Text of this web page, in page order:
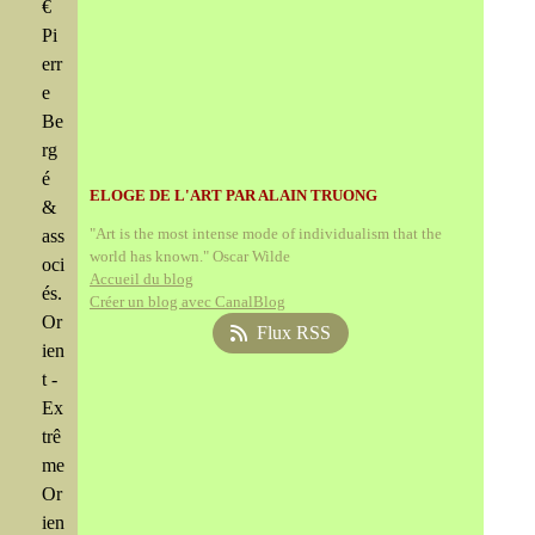
€
Pi
err
e
Be
rg
é
&
ass
oci
és.
Or
ien
t -
Ex
trê
me
Or
ien
ELOGE DE L'ART PAR ALAIN TRUONG
"Art is the most intense mode of individualism that the
world has known." Oscar Wilde
Accueil du blog
Créer un blog avec CanalBlog
Flux RSS